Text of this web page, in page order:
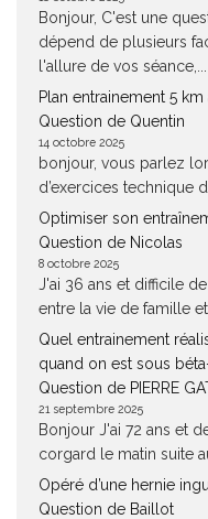
Bonjour, C'est une
dépend de plusieurs
l'allure de vos séance,...
Plan entrainement 5
Question de Quentin
14 octobre 2025
bonjour, vous parlez
d’exercices technique
Optimiser son
Question de Nicolas
8 octobre 2025
J'ai 36 ans et difficile
entre la vie de famille
Quel entrainement
quand on est sous
Question de PIERRE
21 septembre 2025
Bonjour J'ai 72 ans et
corgard le matin suite
Opéré d’une hernie
Question de Baillot